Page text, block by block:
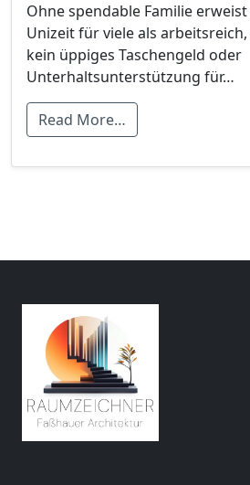
Ohne spendable Familie
Unizeit für viele als
kein üppiges Taschengeld oder
Unterhaltsunterstützung für…
Read More…